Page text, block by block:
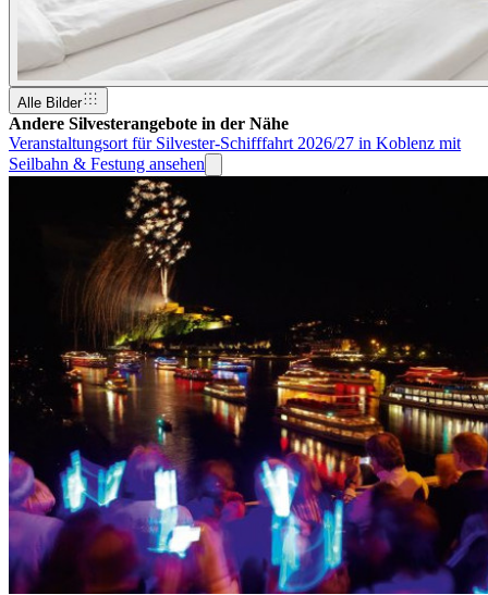
Alle Bilder
Andere Silvesterangebote in der Nähe
Veranstaltungsort für Silvester-Schifffahrt 2026/27 in Koblenz mit
Seilbahn & Festung ansehen